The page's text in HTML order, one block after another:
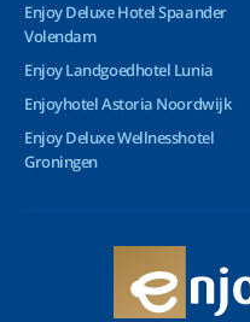
Enjoy Deluxe Hotel Spaander
Volendam
Enjoy Landgoedhotel Lunia
Enjoyhotel Astoria Noordwijk
Enjoy Deluxe Wellnesshotel
Groningen